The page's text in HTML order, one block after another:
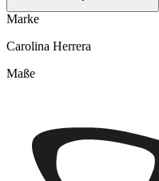
Marke
Carolina Herrera
Maße